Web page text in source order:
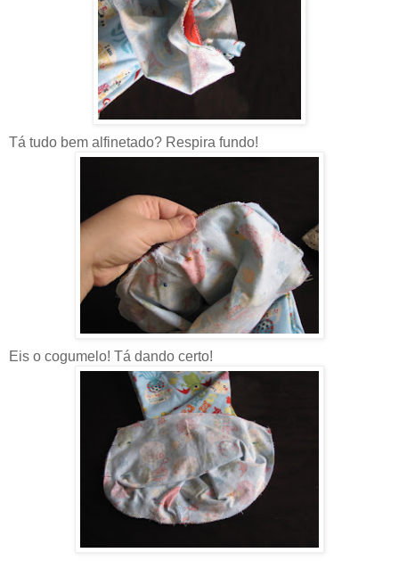
Tá tudo bem alfinetado? Respira fundo!
Eis o cogumelo! Tá dando certo!